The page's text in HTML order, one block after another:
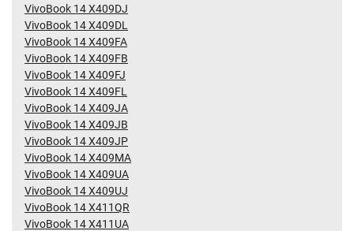
VivoBook 14 X409DJ
VivoBook 14 X409DL
VivoBook 14 X409FA
VivoBook 14 X409FB
VivoBook 14 X409FJ
VivoBook 14 X409FL
VivoBook 14 X409JA
VivoBook 14 X409JB
VivoBook 14 X409JP
VivoBook 14 X409MA
VivoBook 14 X409UA
VivoBook 14 X409UJ
VivoBook 14 X411QR
VivoBook 14 X411UA